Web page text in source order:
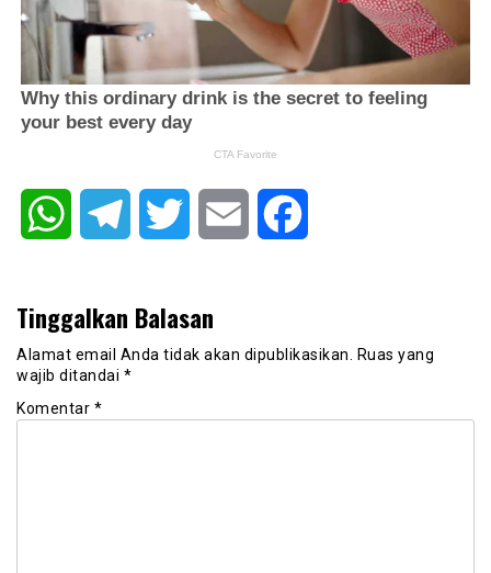
WhatsAppTelegram Twitter Email
Tinggalkan Balasan
Alamat email Anda tidak akan dipublikasikan.
Ruas yang
wajib ditandai *
Komentar *